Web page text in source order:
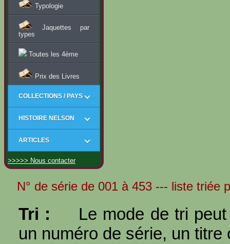
Typologie
Jaquettes par
types
Toutes les 4ème
Prix des Livres
COLLECTIONS / PAYS
HISTOIRE NELSON
ARTICLES
>>>>> Nous contacter
N° de série de 001 à 453 --- liste triée
Tri :
Le mode de tri
un numéro de série, un titre